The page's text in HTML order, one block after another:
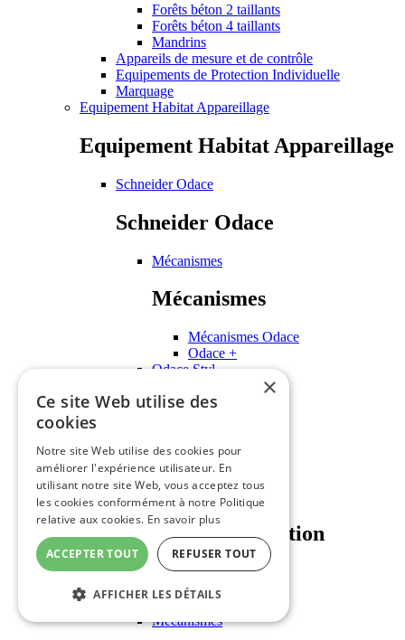
Forêts béton 2 taillants
Forêts béton 4 taillants
Mandrins
Appareils de mesure et de contrôle
Equipements de Protection Individuelle
Marquage
Equipement Habitat Appareillage
Equipement Habitat Appareillage
Schneider Odace
Schneider Odace
Mécanismes
Mécanismes
Mécanismes Odace
Odace +
Odace Styl
Odace Touch
Schneider Unica
Plaques de finition
Plaques de finition
Unica Pro
Unica Pure
Mécanismes
×
Ce site Web utilise des
cookies
Notre site Web utilise des cookies pour
améliorer l'expérience utilisateur. En
utilisant notre site Web, vous acceptez tous
les cookies conformément à notre Politique
relative aux cookies. En savoir plus
ACCEPTER TOUT REFUSER TOUT
AFFICHER LES DÉTAILS